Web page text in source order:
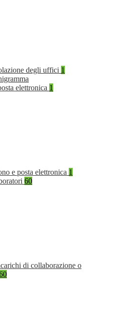
degli uffici 1
elettronica 1
e posta elettronica 1
60
di collaborazione o